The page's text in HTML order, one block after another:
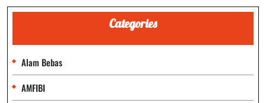
Categories
Alam Bebas
AMFIBI